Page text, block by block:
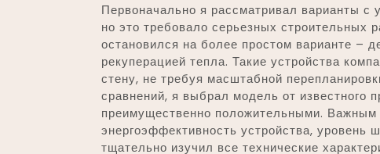
Первоначально я рассматривал варианты с
но это требовало серьезных строительных
остановился на более простом варианте –
рекуперацией тепла. Такие устройства
стену, не требуя масштабной
сравнений, я выбрал модель от известного
преимущественно положительными.
энергоэффективность устройства, уровень
тщательно изучил все технические